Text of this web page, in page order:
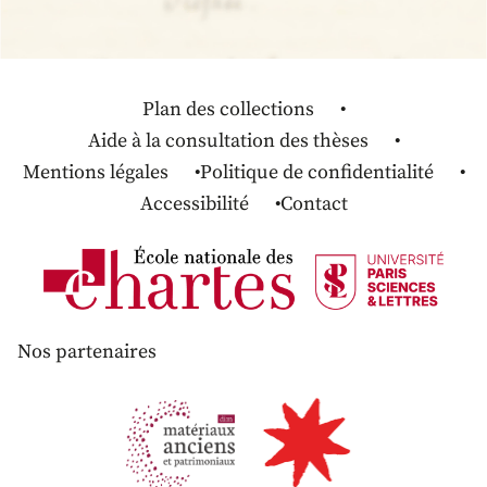
Plan des collections
Aide à la consultation des thèses
Mentions légales
Politique de confidentialité
Accessibilité
Contact
Nos partenaires